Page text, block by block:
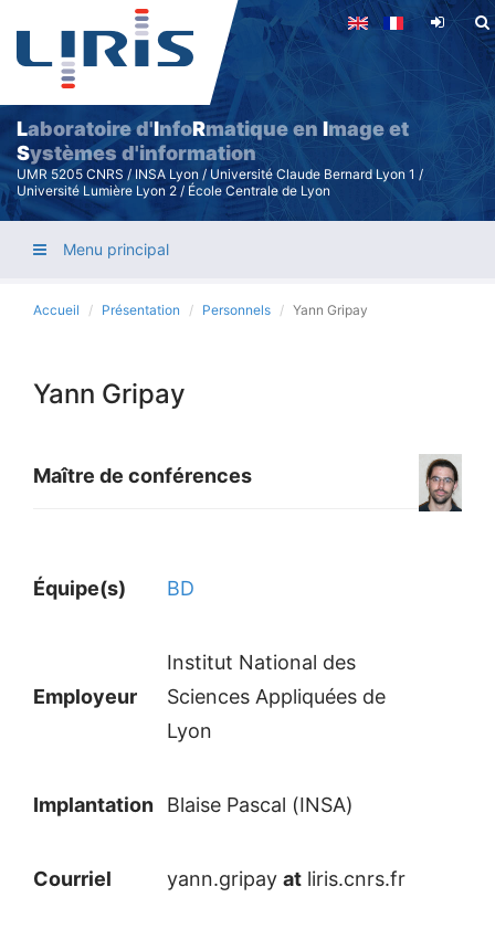
Aller
contenu
principal
Laboratoire d'InfoRmatique en Image et
Systèmes d'information
UMR 5205 CNRS / INSA Lyon / Université Claude Bernard Lyon 1 /
Université Lumière Lyon 2 / École Centrale de Lyon
Menu principal
Accueil Présentation Personnels Yann Gripay
Yann Gripay
Maître de conférences
Équipe(s) BD
Employeur
Institut National des
Sciences Appliquées de
Lyon
Implantation Blaise Pascal (INSA)
Courriel yann.gripay at liris.cnrs.fr